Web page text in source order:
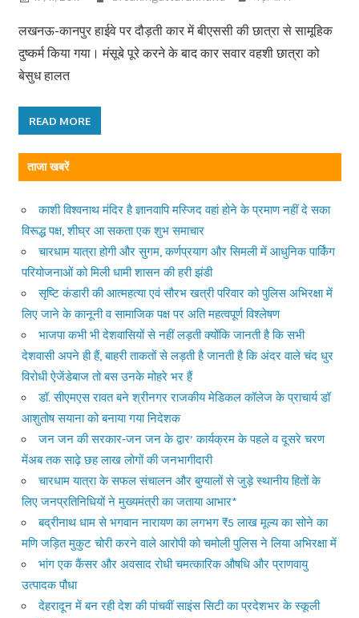
लखनऊ-कानपुर हाईवे पर दौड़ती कार में बीएससी की छात्रा से सामूहिक
दुष्कर्म किया गया। मंसूबे पूरे करने के बाद कार सवार वहशी छात्रा को
बेसुध हालत
READ MORE
ताजा खबरें
काशी विश्वनाथ मंदिर है ज्ञानवापि मस्जिद वहां होने के प्रमाण नहीं दे सका
विरूद्ध पक्ष, शीघ्र आ सकता एक शुभ समाचार
चारधाम यात्रा होगी और सुगम, कर्णप्रयाग और सिमली में आधुनिक पार्किंग
परियोजनाओं को मिली धामी शासन की हरी झंडी
सृष्टि कंडारी की आत्महत्या एवं सौरभ खत्री परिवार को पुलिस अभिरक्षा में
लिए जाने के कानूनी व सामाजिक पक्ष पर अति महत्वपूर्ण विश्लेषण
भाजपा कभी भी देशवासियों से नहीं लड़ती क्योंकि जानती है कि सभी
देशवासी अपने ही हैं, बाहरी ताकतों से लड़ती है जानती है कि अंदर वाले चंद धुर
विरोधी ऐजेंडेबाज तो बस उनके मोहरे भर हैं
डॉ. सीएमएस रावत बने श्रीनगर राजकीय मेडिकल कॉलेज के प्राचार्य डॉ
आशुतोष सयाना को बनाया गया निदेशक
जन जन की सरकार-जन जन के द्वार’ कार्यक्रम के पहले व दूसरे चरण
मेंअब तक साढ़े छह लाख लोगों की जनभागीदारी
चारधाम यात्रा के सफल संचालन और बुग्यालों से जुड़े स्थानीय हितों के
लिए जनप्रतिनिधियों ने मुख्यमंत्री का जताया आभार*
बद्रीनाथ धाम से भगवान नारायण का लगभग ₹5 लाख मूल्य का सोने का
मणि जड़ित मुकुट चोरी करने वाले आरोपी को चमोली पुलिस ने लिया अभिरक्षा में
भांग एक कैंसर और अवसाद रोधी चमत्कारिक औषधि और प्राणवायु
उत्पादक पौधा
देहरादून में बन रही देश की पांचवीं साइंस सिटी का प्रदेशभर के स्कूली